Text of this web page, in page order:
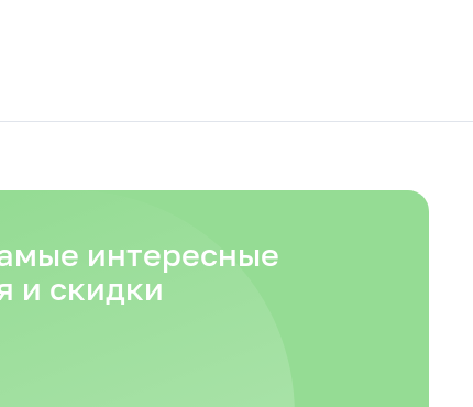
интересные
и скидки